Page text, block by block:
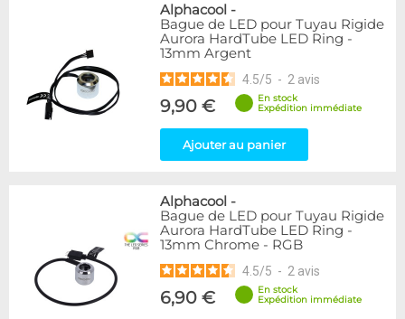
37
Accessoires pour tuyaux
59
Marque
Alphacool
56
DocMicro
27
17
2
15
3
Mayhems
12
Monsoon
3
Tygon
XSPC
7
Alphacool -
Bague de LED pour Tuyau Rigide
Aurora HardTube LED Ring -
13mm Argent
4.5/5 - 2 avis
9,90 €
En stock
Expédition immédiate
Ajouter au panier
Alphacool -
Bague de LED pour Tuyau Rigide
Aurora HardTube LED Ring -
13mm Chrome - RGB
4.5/5 - 2 avis
6,90 €
En stock
Expédition immédiate